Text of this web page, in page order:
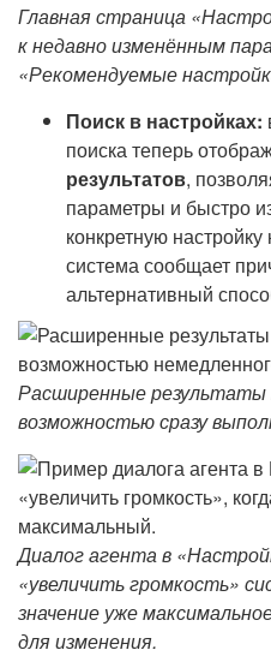
Главная страница
к недавно изменённым
«Рекомендуемые
Поиск в настройках:
поиска теперь
результатов,
параметры и быстро
конкретную
система сообщает
альтернативный
Расширенные результаты
возможностью сразу
Диалог агента в
«увеличить громкость»
значение уже
для изменения.